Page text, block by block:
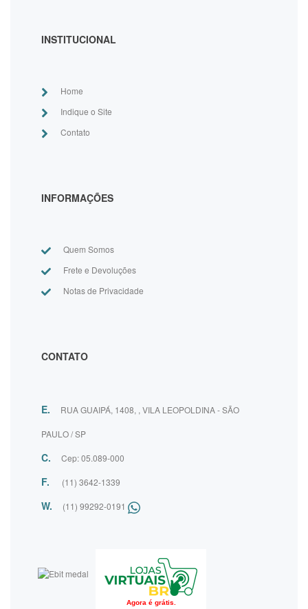
INSTITUCIONAL
Home
Indique o Site
Contato
INFORMAÇÕES
Quem Somos
Frete e Devoluções
Notas de Privacidade
CONTATO
E. RUA GUAIPÁ, 1408, , VILA LEOPOLDINA - SÃO
PAULO / SP
C. Cep: 05.089-000
F. (11) 3642-1339
W. (11) 99292-0191
Agora é grátis.